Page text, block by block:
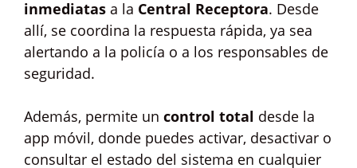
inmediatas a la Central Receptora. Desde
allí, se coordina la respuesta rápida, ya sea
alertando a la policía o a los responsables de
seguridad.
Además, permite un control total desde la
app móvil, donde puedes activar, desactivar o
consultar el estado del sistema en cualquier